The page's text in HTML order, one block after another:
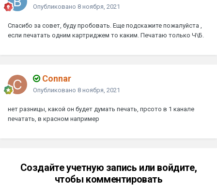
Опубликовано 8 ноября, 2021
Спасибо за совет, буду пробовать. Еще подскажите пожалуйста ,
если печатать одним картриджем то каким. Печатаю только Ч\Б.
Connar
Опубликовано 8 ноября, 2021
нет разницы, какой он будет думать печать, прсото в 1 канале
печатать, в красном например
Создайте учетную запись или войдите,
чтобы комментировать